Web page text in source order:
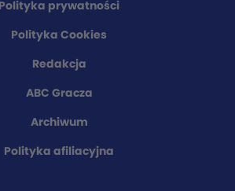
Polityka prywatności
Polityka Cookies
Redakcja
ABC Gracza
Archiwum
Polityka afiliacyjna